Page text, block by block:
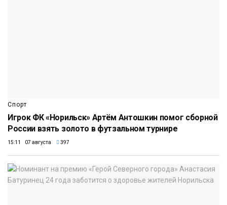
Спорт
Игрок ФК «Норильск» Артём Антошкин помог сборной
России взять золото в футзальном турнире
15:11 07 августа 397